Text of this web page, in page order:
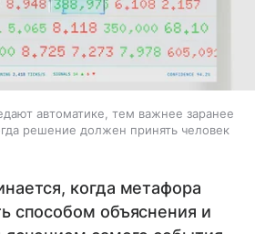
автоматике, тем важнее заранее
решение должен принять человек
когда метафора
способом объяснения и